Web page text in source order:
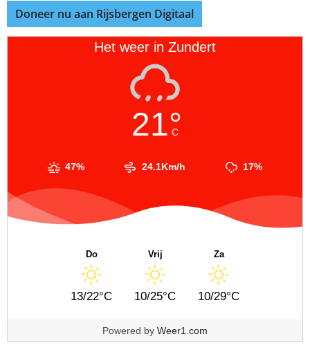
Doneer nu aan Rijsbergen Digitaal
Het weer in Zundert
21°
C
47% 24.1Km/h 17%
Do
13/22°C
Vrij
10/25°C
Za
10/29°C
Powered by Weer1.com